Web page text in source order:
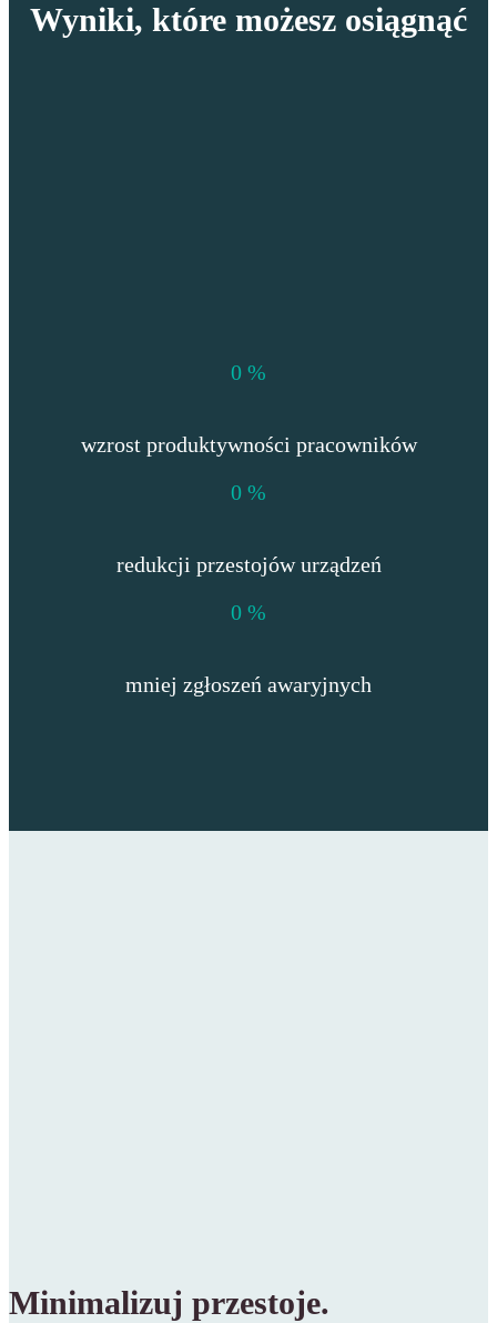
Wyniki, które możesz osiągnąć
0 %
wzrost produktywności pracowników
0 %
redukcji przestojów urządzeń
0 %
mniej zgłoszeń awaryjnych
Minimalizuj przestoje.